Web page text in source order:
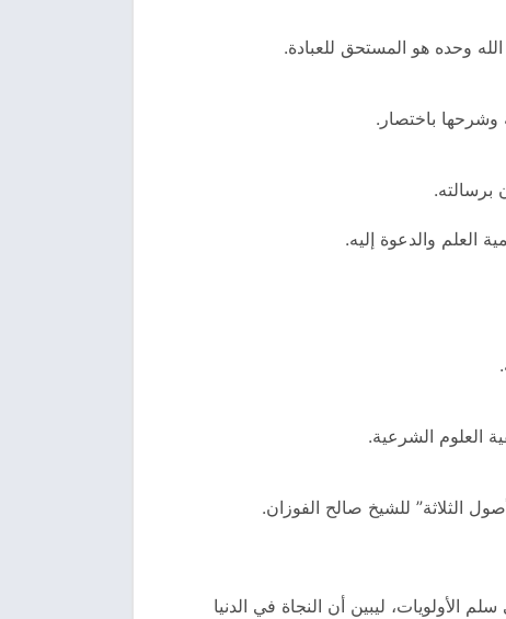
وحده هو المستحق للعبادة.
وشرحها باختصار.
برسالته.
العلم والدعوة إليه.
العلوم الشرعية.
الثلاثة” للشيخ صالح الفوزان.
ليبين أن النجاة في الدنيا